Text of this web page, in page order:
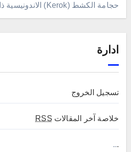
حجامة الكشط (Kerok) الاندونيسية ذات المنافع السحرية
ادارة
تسجيل الخروج
خلاصة آخر المقالات RSS
.
..